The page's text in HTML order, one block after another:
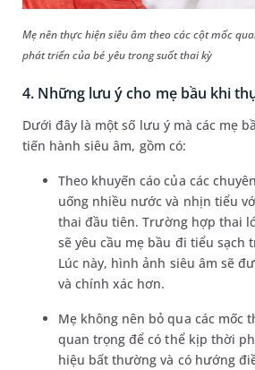
Mẹ nên thực hiện siêu âm theo các cột mốc
phát triển của bé yêu trong suốt thai kỳ
4. Những lưu ý cho mẹ bầu khi
Dưới đây là một số lưu ý mà các mẹ
tiến hành siêu âm, gồm có:
Theo khuyến cáo của các
uống nhiều nước và nhịn tiểu
thai đầu tiên. Trường hợp thai
sẽ yêu cầu mẹ bầu đi tiểu sạch
Lúc này, hình ảnh siêu âm sẽ
và chính xác hơn.
Mẹ không nên bỏ qua các mốc
quan trọng để có thể kịp thời
hiệu bất thường và có hướng